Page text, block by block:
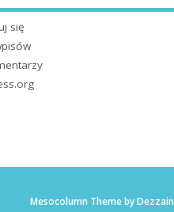
się
Mesocolumn Theme by Dezzain